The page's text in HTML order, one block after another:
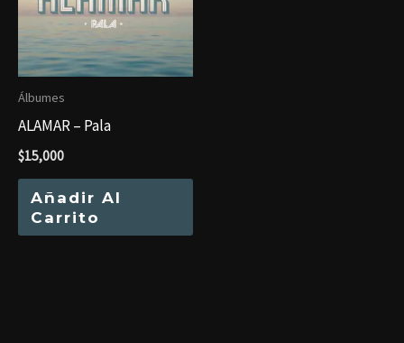
Álbumes
ALAMAR – Pala
$15,000
Añadir Al
Carrito